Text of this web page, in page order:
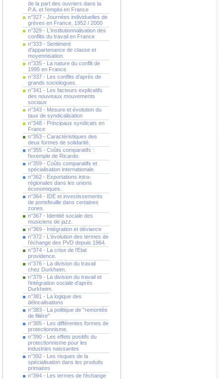
de la part des ouvriers dans la
P.A. et l'emploi en France
n°327 - Journées individuelles de
grèves en France, 1952 / 2000
n°329 - L'institutionnalisation des
conflits du travail en France
n°333 - Sentiment
d'appartenance de classe et
moyennisation.
n°335 - La nature du conflit de
1995 en France.
n°337 - Les conflits d'après de
grands sociologues.
n°341 - Les facteurs explicatifs
des nouveaux mouvements
sociaux
n°343 - Mesure et évolution du
taux de syndicalisation
n°348 - Principaux syndicats en
France
n°353 - Caractéristiques des
deux formes de solidarité.
n°355 - Coûts comparatifs :
l'exemple de Ricardo.
n°359 - Coûts comparatifs et
spécialisation internationale.
n°362 - Exportations intra-
régionales dans les unions
économiques.
n°364 - IDE et investissements
de portefeuille dans certaines
zones.
n°367 - Identité sociale des
musiciens de jazz.
n°369 - Intégration et déviance
n°372 - L'évolution des termes de
l'échange des PVD depuis 1964.
n°374 - La crise de l'Etat
providence.
n°376 - La division du travail
chez Durkheim.
n°379 - La division du travail et
l'intégration sociale d'après
Durkheim.
n°381 - La logique des
délocalisations
n°383 - La politique de "remontée
de filière"
n°385 - Les différentes formes de
protectionnisme.
n°390 - Les effets positifs du
protectionnisme pour les
industries naissantes
n°392 - Les risques de la
spécialisation dans les produits
primaires
n°394 - Les termes de l'échange